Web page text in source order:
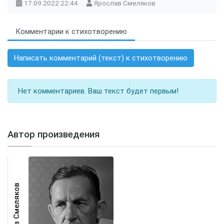
17.09.2022 22:44 Ярослав Смеляков
Комментарии к стихотворению
Написать комментарий (текст) к стихотворению
Нет комментариев. Ваш текст будет первым!
Автор произведения